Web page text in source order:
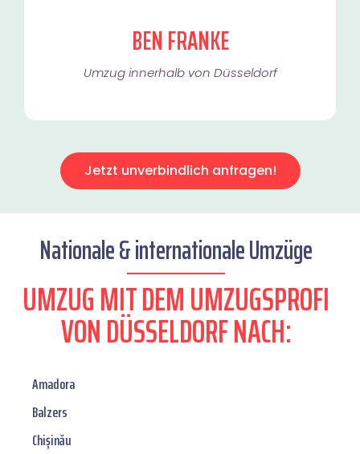
BEN FRANKE
Umzug innerhalb von Düsseldorf​
Jetzt unverbindlich anfragen!
Nationale & internationale Umzüge
UMZUG MIT DEM UMZUGSPROFI
VON DÜSSELDORF NACH:
Amadora
Balzers
Chișinău